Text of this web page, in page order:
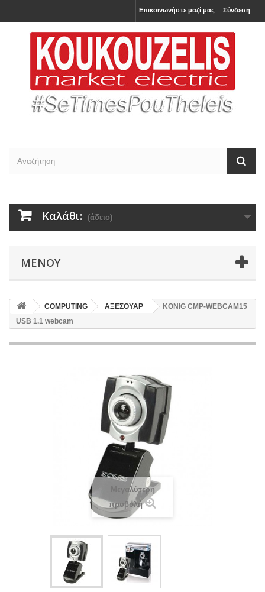
Σύνδεση
Επικοινωνήστε μαζί μας
Καλάθι: (άδειο)
ΜΕΝΟΎ
COMPUTING ΑΞΕΣΟΥΑΡ
KONIG CMP-WEBCAM15
USB 1.1 webcam
Μεγαλύτερη
προβολή